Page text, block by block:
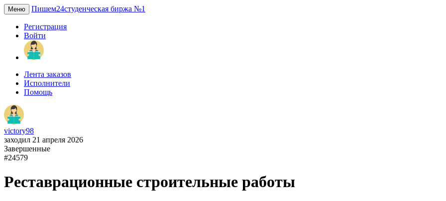
Меню Пишем24студенческая биржа №1
Регистрация
Войти
Лента заказов
Исполнители
Помощь
victory98
заходил 21 апреля 2026
Завершенные
#24579
Реставрационные строительные работы